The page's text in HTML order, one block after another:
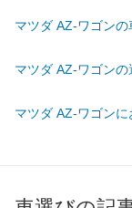
燃費
WLTC/郊外
マツダ AZ-ワゴン
マツダ AZ-ワゴン
マツダ AZ-ワゴン